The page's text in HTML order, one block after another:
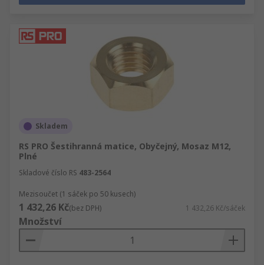
Skladem
RS PRO Šestihranná matice, Obyčejný, Mosaz M12,
Plné
Skladové číslo RS 483-2564
Mezisoučet (1 sáček po 50 kusech)
1 432,26 Kč(bez DPH) 1 432,26 Kč/sáček
Množství